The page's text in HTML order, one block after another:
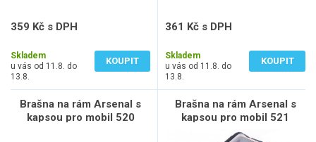
359 Kč s DPH
Skladem
u vás od 11.8. do
13.8.
KOUPIT
361 Kč s DPH
Skladem
u vás od 11.8. do
13.8.
KOUPIT
Brašna na rám Arsenal s
kapsou pro mobil 520
Brašna na rám Arsenal s
kapsou pro mobil 521